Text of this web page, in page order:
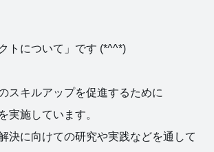
トについて」です (*^^*)
スキルアップを促進するために
実施しています。
決に向けての研究や実践などを通して